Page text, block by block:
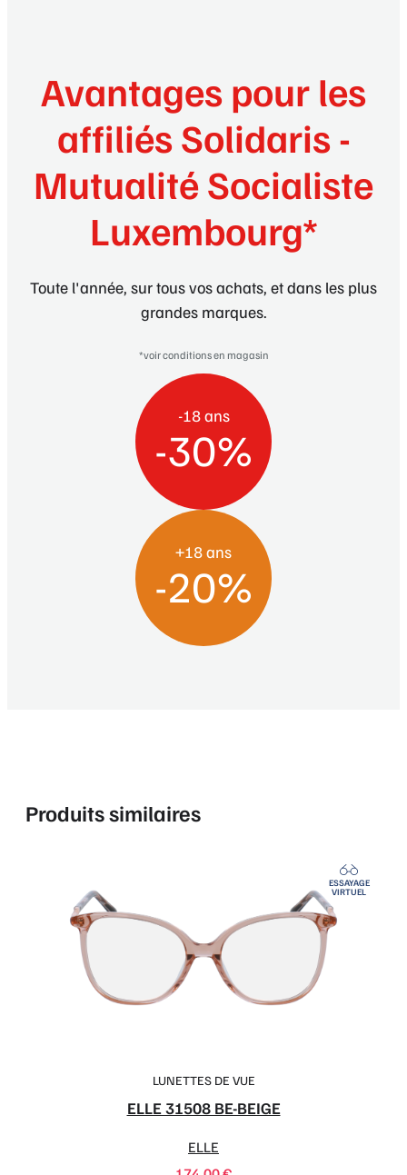
Avantages pour les
affiliés Solidaris -
Mutualité Socialiste
Luxembourg*
Toute l'année, sur tous vos achats, et dans les plus
grandes marques.
*voir conditions en magasin
-18 ans
-30%
+18 ans
-20%
Produits similaires
LUNETTES DE VUE
ELLE 31508 BE-BEIGE
ELLE
ESSAYAGE
VIRTUEL